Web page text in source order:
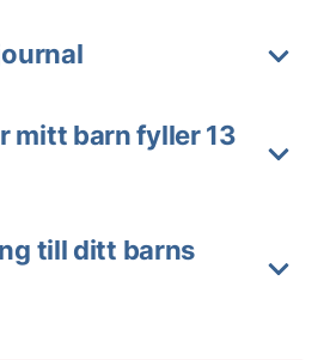
mitt barn fyller 13
till ditt barns